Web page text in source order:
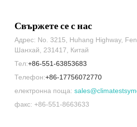
Свържете се с нас
Адрес: No. 3215, Huhang Highway,
Шанхай, 231417, Китай
Тел:+86-551-63853683
Телефон:+86-17756072770
електронна поща:
факс: +86-551-8663633